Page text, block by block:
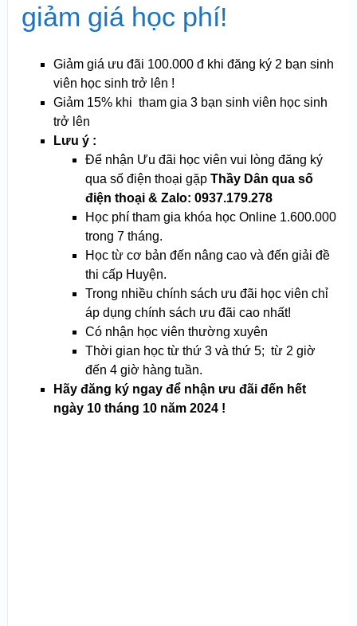
giảm giá học phí!
Giảm giá ưu đãi 100.000 đ khi đăng ký 2 bạn sinh
viên học sinh trở lên !
Giảm 15% khi tham gia 3 bạn sinh viên học sinh
trở lên
Lưu ý :
Để nhận Ưu đãi học viên vui lòng đăng ký
qua số điện thoại gặp Thầy Dân qua số
điện thoại & Zalo: 0937.179.278
Học phí tham gia khóa học Online 1.600.000
trong 7 tháng.
Học từ cơ bản đến nâng cao và đến giải đề
thi cấp Huyện.
Trong nhiều chính sách ưu đãi học viên chỉ
áp dụng chính sách ưu đãi cao nhất!
Có nhận học viên thường xuyên
Thời gian học từ thứ 3 và thứ 5; từ 2 giờ
đến 4 giờ hàng tuần.
Hãy đăng ký ngay để nhận ưu đãi đến hết
ngày 10 tháng 10 năm 2024 !